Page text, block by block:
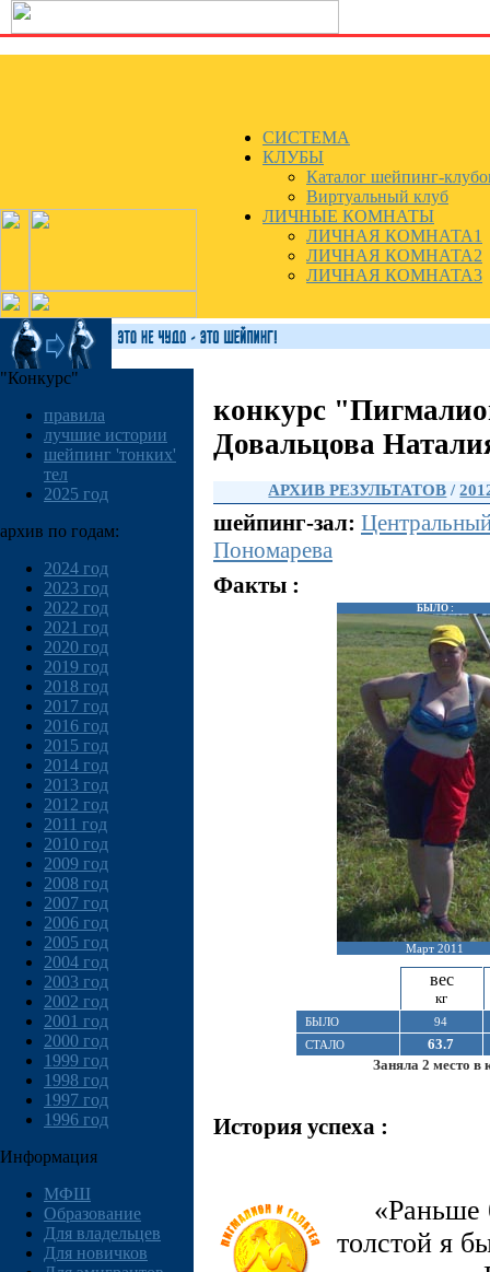
СИСТЕМА
КЛУБЫ
Каталог шейпинг-
Виртуальный клуб
ЛИЧНЫЕ КОМНАТЫ
ЛИЧНАЯ КОМНАТА1
ЛИЧНАЯ КОМНАТА2
ЛИЧНАЯ КОМНАТА3
"Конкурс"
правила
лучшие истории
шейпинг 'тонких'
тел
2025 год
архив по годам:
2024 год
2023 год
2022 год
2021 год
2020 год
2019 год
2018 год
2017 год
2016 год
2015 год
2014 год
2013 год
2012 год
2011 год
2010 год
2009 год
2008 год
2007 год
2006 год
2005 год
2004 год
2003 год
2002 год
2001 год
2000 год
1999 год
1998 год
1997 год
1996 год
Информация
МФШ
Образование
Для владельцев
Для новичков
конкурс
Довальцова
АРХИВ РЕЗУЛЬТАТОВ /
шейпинг-зал:
Пономарева
Факты :
БЫЛО :
Март 2011
вес
кг
БЫЛО
94
СТАЛО
63.7
Заняла 2 место в
История успеха :
«Раньше
толстой я